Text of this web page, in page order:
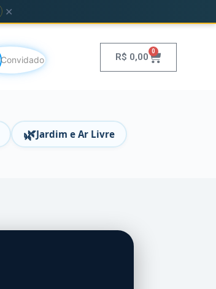
✕
Convidado R$ 0,00
0
🌿Jardim e Ar Livre